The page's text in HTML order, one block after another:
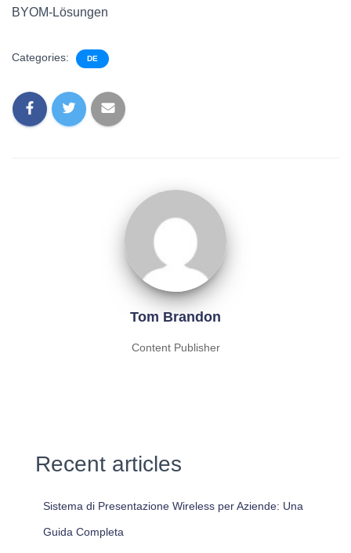
BYOM-Lösungen
Categories: DE
Tom Brandon
Content Publisher
Recent articles
Sistema di Presentazione Wireless per Aziende: Una
Guida Completa